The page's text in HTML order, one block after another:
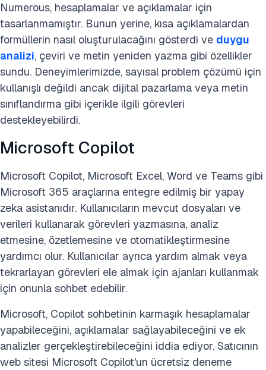
Numerous, hesaplamalar ve açıklamalar için
tasarlanmamıştır. Bunun yerine, kısa açıklamalardan
formüllerin nasıl oluşturulacağını gösterdi ve duygu
analizi, çeviri ve metin yeniden yazma gibi özellikler
sundu. Deneyimlerimizde, sayısal problem çözümü için
kullanışlı değildi ancak dijital pazarlama veya metin
sınıflandırma gibi içerikle ilgili görevleri
destekleyebilirdi.
Microsoft Copilot
Microsoft Copilot, Microsoft Excel, Word ve Teams gibi
Microsoft 365 araçlarına entegre edilmiş bir yapay
zeka asistanıdır. Kullanıcıların mevcut dosyaları ve
verileri kullanarak görevleri yazmasına, analiz
etmesine, özetlemesine ve otomatikleştirmesine
yardımcı olur. Kullanıcılar ayrıca yardım almak veya
tekrarlayan görevleri ele almak için ajanları kullanmak
için onunla sohbet edebilir.
Microsoft, Copilot sohbetinin karmaşık hesaplamalar
yapabileceğini, açıklamalar sağlayabileceğini ve ek
analizler gerçekleştirebileceğini iddia ediyor. Satıcının
web sitesi Microsoft Copilot'un ücretsiz deneme